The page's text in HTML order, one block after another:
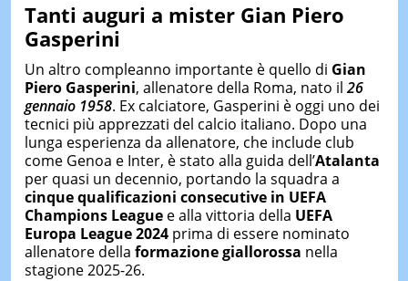
Tanti auguri a mister Gian Piero
Gasperini
Un altro compleanno importante è quello di Gian
Piero Gasperini, allenatore della Roma, nato il 26
gennaio 1958. Ex calciatore, Gasperini è oggi uno dei
tecnici più apprezzati del calcio italiano. Dopo una
lunga esperienza da allenatore, che include club
come Genoa e Inter, è stato alla guida dell’Atalanta
per quasi un decennio, portando la squadra a
cinque qualificazioni consecutive in UEFA
Champions Leaguee alla vittoria della UEFA
Europa League 2024prima di essere nominato
allenatore della formazione giallorossa nella
stagione 2025-26.